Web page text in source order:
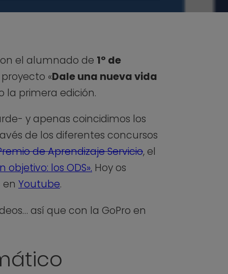
el alumnado de 1º de
«Dale una nueva vida
la primera edición.
y apenas coincidimos los
de los diferentes concursos
de Aprendizaje Servicio, el
objetivo: los ODS». Hoy os
Youtube.
así que con la GoPro en